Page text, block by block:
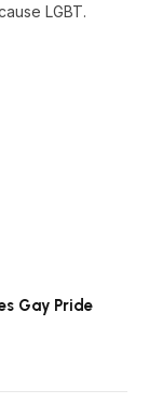
LGBT.
Gay Pride